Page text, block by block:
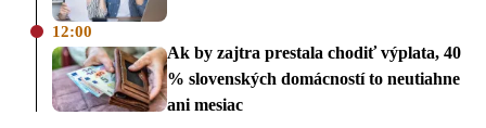
12:00
Ak by zajtra prestala chodiť výplata, 40
% slovenských domácností to neutiahne
ani mesiac